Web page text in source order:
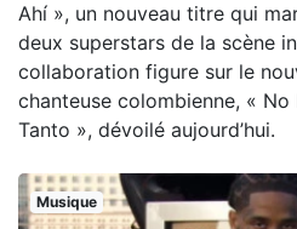
Ahí », un nouveau titre qui
deux superstars de la scène
collaboration figure sur le
chanteuse colombienne, «
Tanto », dévoilé aujourd’hui.
Musique